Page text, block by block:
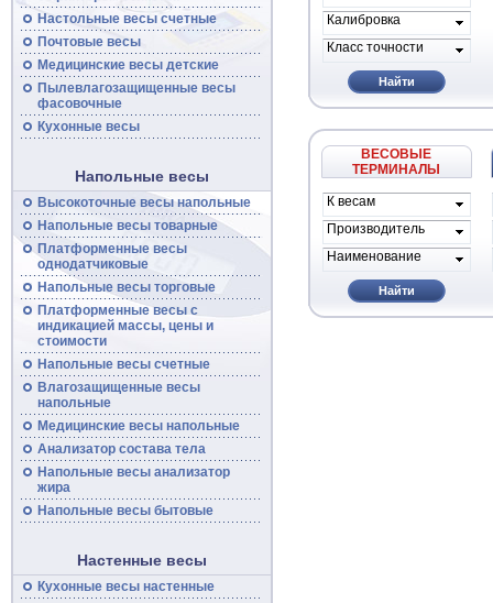
Настольные весысчетные
Почтовые весы
Медицинские весы детские
Пылевлагозащищенные весы
фасовочные
Кухонные весы
Напольные весы
Высокоточные весынапольные
Напольные весытоварные
Платформенные весы
однодатчиковые
Напольные весыторговые
Платформенныевесыс
индикацией массы, цены и
стоимости
Напольные весысчетные
Влагозащищенные весы
напольные
Медицинские весынапольные
Анализатор состава тела
Напольные весыанализатор
жира
Напольные весы бытовые
Настенные весы
Кухонные весы настенные
Калибровка
Класс точности
Найти
ВЕСОВЫЕ
ТЕРМИНАЛЫ
К весам
проиводителя
Производитель
Наименование
Найти